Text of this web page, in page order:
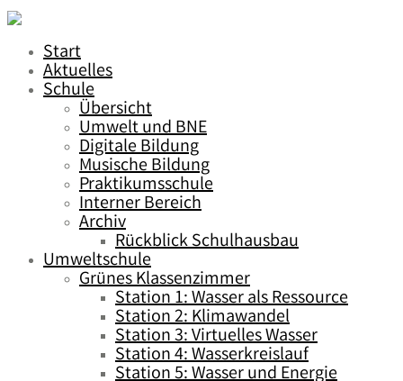
Start
Aktuelles
Schule
Übersicht
Umwelt und BNE
Digitale Bildung
Musische Bildung
Praktikumsschule
Interner Bereich
Archiv
Rückblick Schulhausbau
Umweltschule
Grünes Klassenzimmer
Station 1: Wasser als Ressource
Station 2: Klimawandel
Station 3: Virtuelles Wasser
Station 4: Wasserkreislauf
Station 5: Wasser und Energie